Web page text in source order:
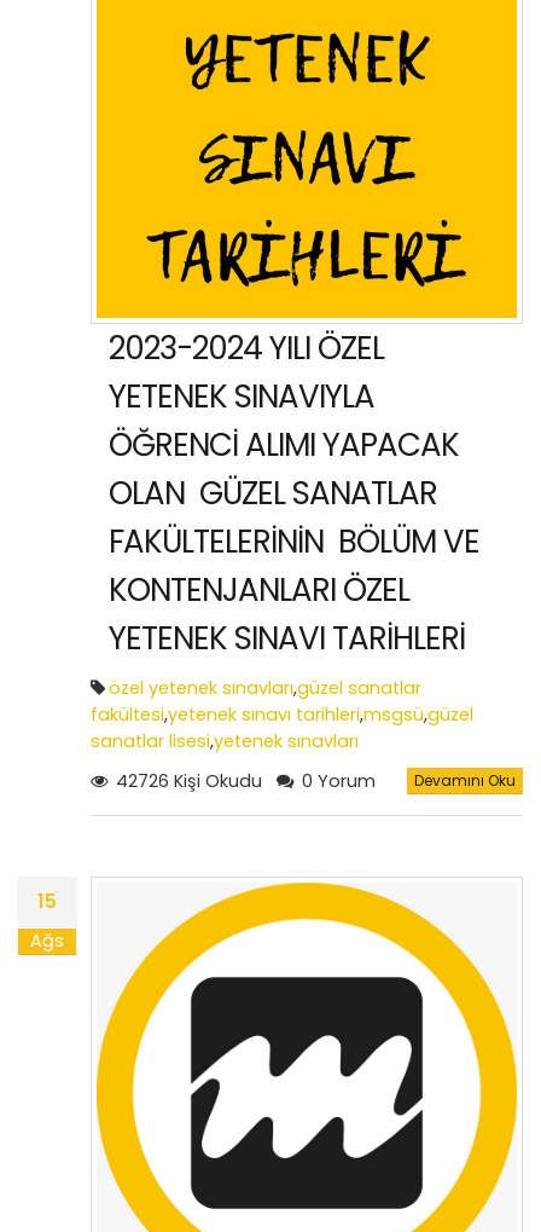
2023-2024 YILI ÖZEL
YETENEK SINAVIYLA
ÖĞRENCİ ALIMI YAPACAK
OLAN GÜZEL SANATLAR
FAKÜLTELERİNİN BÖLÜM VE
KONTENJANLARI ÖZEL
YETENEK SINAVI TARİHLERİ
özel yetenek sınavları,güzel sanatlar
fakültesi,yetenek sınavı tarihleri,msgsü,güzel
sanatlar lisesi,yetenek sınavları
42726 Kişi Okudu
0 Yorum Devamını Oku
15
Ağs